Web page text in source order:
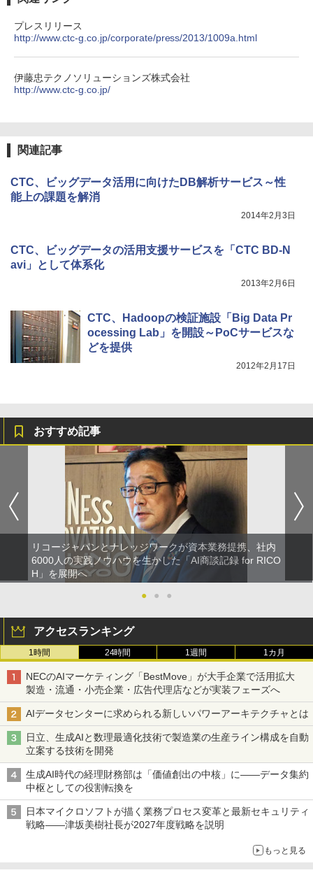
プレスリリース
http://www.ctc-g.co.jp/corporate/press/2013/1009a.html
伊藤忠テクノソリューションズ株式会社
http://www.ctc-g.co.jp/
関連記事
CTC、ビッグデータ活用に向けたDB解析サービス～性
能上の課題を解消
2014年2月3日
CTC、ビッグデータの活用支援サービスを「CTC BD-N
avi」として体系化
2013年2月6日
CTC、Hadoopの検証施設「Big Data Pr
ocessing Lab」を開設～PoCサービスな
どを提供
2012年2月17日
おすすめ記事
リコージャパンとナレッジワークが資本業務提携、社内
6000人の実践ノウハウを生かした「AI商談記録 for RICO
H」を展開へ
●
● ●
アクセスランキング
1時間 24時間 1週間 1カ月
NECのAIマーケティング「BestMove」が大手企業で活用拡大
製造・流通・小売企業・広告代理店などが実装フェーズへ
AIデータセンターに求められる新しいパワーアーキテクチャとは
日立、生成AIと数理最適化技術で製造業の生産ライン構成を自動
立案する技術を開発
生成AI時代の経理財務部は「価値創出の中核」に――データ集約
中枢としての役割転換を
日本マイクロソフトが描く業務プロセス変革と最新セキュリティ
戦略――津坂美樹社長が2027年度戦略を説明
もっと見る